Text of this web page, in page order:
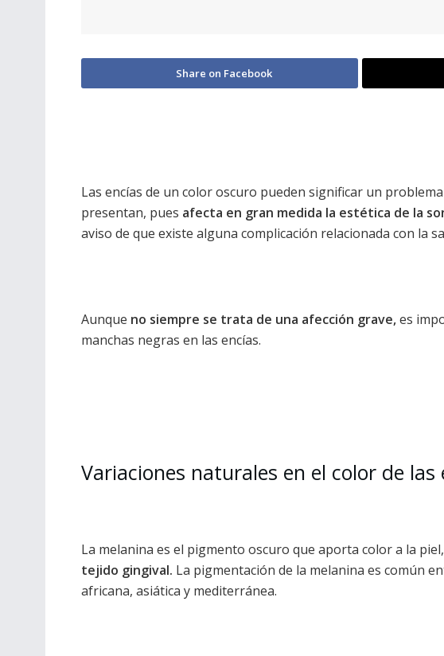
Share on Facebook
Las encías de un color oscuro pueden significar un
presentan, pues afecta en gran medida la estética de la
aviso de que existe alguna complicación relacionada con la
Aunque no siempre se trata de una afección grave,es
manchas negras en las encías.
Variaciones naturales en el color de las
La melanina es el pigmento oscuro que aporta color a la
tejido gingival. La pigmentación de la melanina es común
africana, asiática y mediterránea.